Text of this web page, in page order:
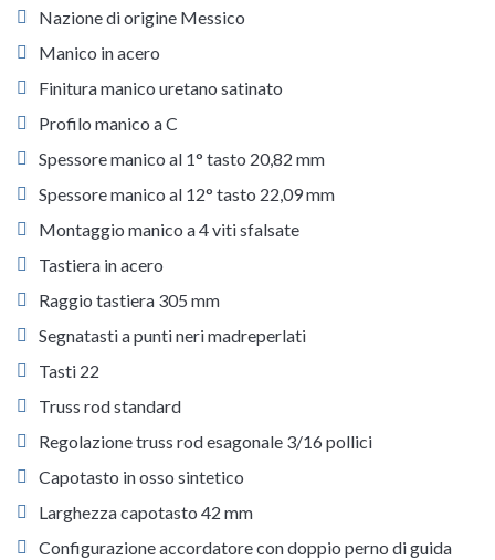
Nazione di origine Messico
Manico in acero
Finitura manico uretano satinato
Profilo manico a C
Spessore manico al 1° tasto 20,82 mm
Spessore manico al 12° tasto 22,09 mm
Montaggio manico a 4 viti sfalsate
Tastiera in acero
Raggio tastiera 305 mm
Segnatasti a punti neri madreperlati
Tasti 22
Truss rod standard
Regolazione truss rod esagonale 3/16 pollici
Capotasto in osso sintetico
Larghezza capotasto 42 mm
Configurazione accordatore con doppio perno di guida